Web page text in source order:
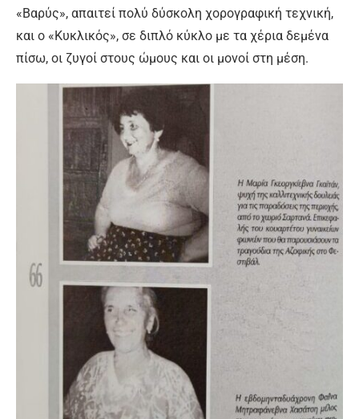
«Βαρύς», απαιτεί πολύ δύσκολη χορογραφική τεχνική,
και ο «Κυκλικός», σε διπλό κύκλο µε τα χέρια δεμένα
πίσω, οι ζυγοί στους ώμους και οι µονοί στη μέση.